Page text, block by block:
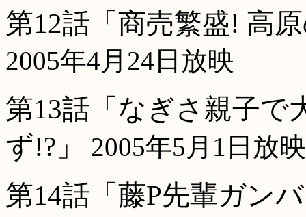
第12話「商売繁盛! 高
2005年4月24日放映
第13話「なぎさ親子で
ず!?」
2005年5月1日放映
第14話「藤P先輩ガン